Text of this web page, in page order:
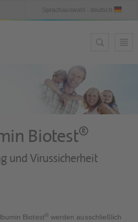
Biotest®
und Virussicherheit
Biotest®werden ausschließlich